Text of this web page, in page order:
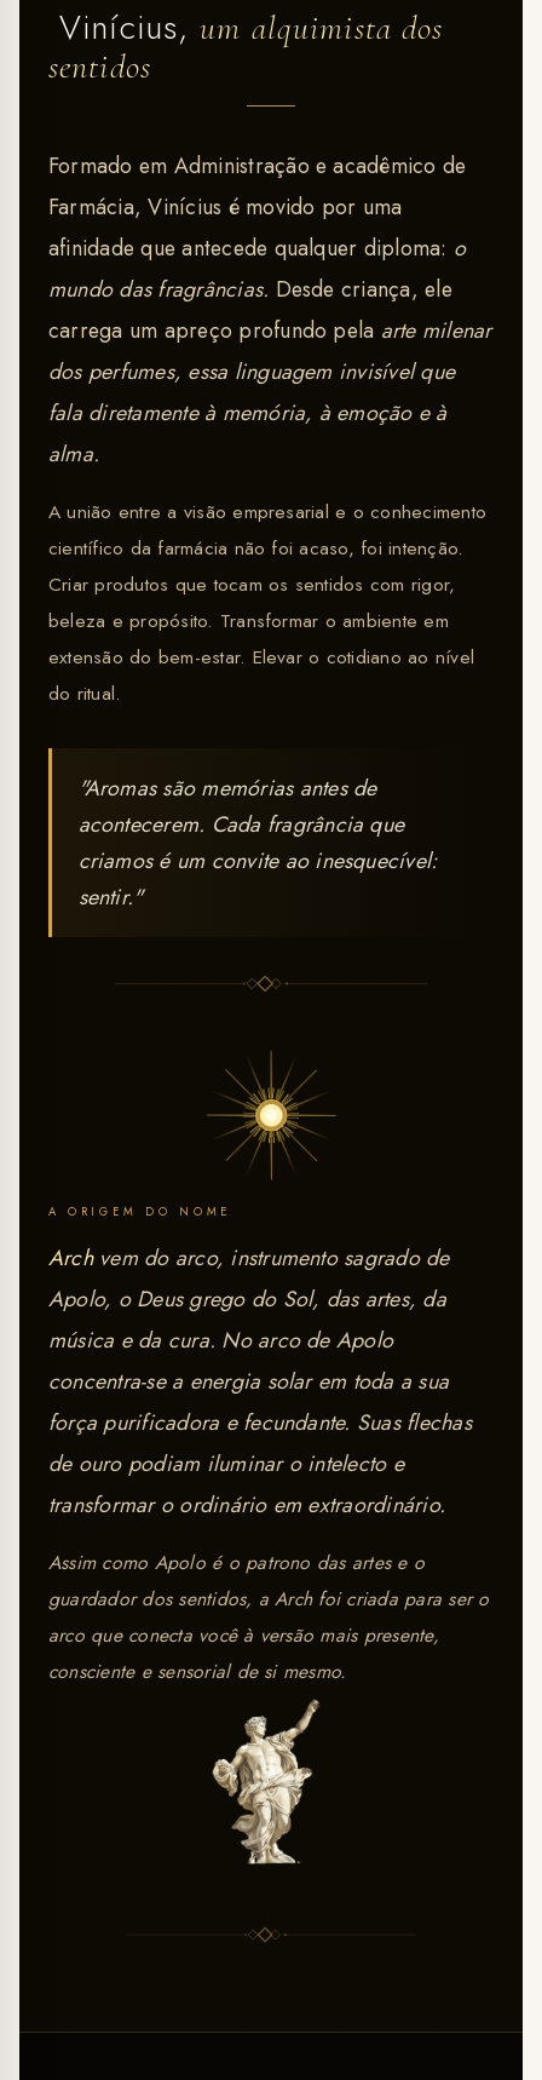
Vinícius,um alquimista dos
sentidos
Formado em Administração e acadêmico de
Farmácia, Vinícius é movido por uma
afinidade que antecede qualquer diploma: o
mundo das fragrâncias. Desde criança, ele
carrega um apreço profundo pela arte milenar
dos perfumes, essa linguagem invisível que
fala diretamente à memória, à emoção e à
alma.
A união entre a visão empresarial e o conhecimento
científico da farmácia não foi acaso, foi intenção.
Criar produtos que tocam os sentidos com rigor,
beleza e propósito. Transformar o ambiente em
extensão do bem-estar. Elevar o cotidiano ao nível
do ritual.
"Aromas são memórias antes de
acontecerem. Cada fragrância que
criamos é um convite ao inesquecível:
sentir."
A ORIGEM DO NOME
Archvem do arco, instrumento sagrado de
Apolo, o Deus grego do Sol, das artes, da
música e da cura. No arco de Apolo
concentra-se a energia solar em toda a sua
força purificadora e fecundante. Suas flechas
de ouro podiam iluminar o intelecto e
transformar o ordinário em extraordinário.
Assim como Apolo é o patrono das artes e o
guardador dos sentidos, a Arch foi criada para ser o
arco que conecta você à versão mais presente,
consciente e sensorial de si mesmo.